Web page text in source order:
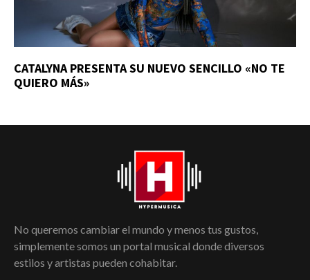
CATALYNA PRESENTA SU NUEVO SENCILLO «NO TE
QUIERO MÁS»
No queremos cambiar el mundo y menos tus gustos,
simplemente somos un portal musical donde diversos
estilos y artistas pueden cohabitar.